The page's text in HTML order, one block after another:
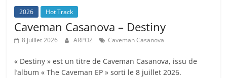
2026 Hot Track
Caveman Casanova – Destiny
8 juillet 2026 ARPOZ Caveman Casanova
« Destiny » est un titre de Caveman Casanova, issu de
l’album « The Caveman EP » sorti le 8 juillet 2026.